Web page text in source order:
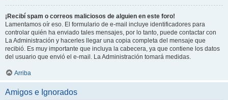
¡Recibí spam o correos maliciosos de alguien en este foro!
Lamentamos oír eso. El formulario de e-mail incluye identificadores para
controlar quién ha enviado tales mensajes, por lo tanto, puede contactar con
La Administración y hacerles llegar una copia completa del mensaje que
recibió. Es muy importante que incluya la cabecera, ya que contiene los datos
del usuario que envió el e-mail. La Administración tomará medidas.
Arriba
Amigos e Ignorados